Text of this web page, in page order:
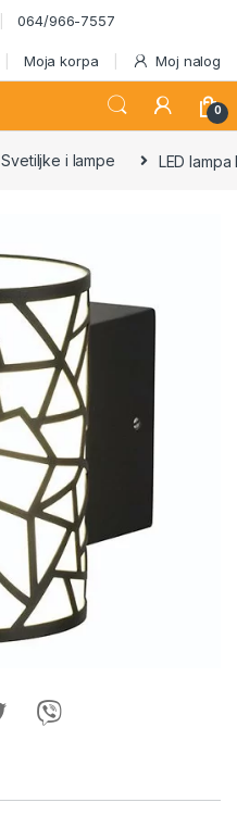
064/966-7557
Moja korpa Moj nalog
0
Svetiljke i lampe LED lampa